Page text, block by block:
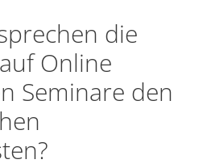
die
Online
Seminare den